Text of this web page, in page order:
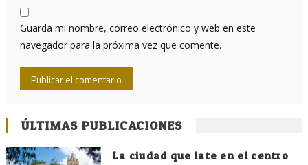
Guarda mi nombre, correo electrónico y web en este
navegador para la próxima vez que comente.
ÚLTIMAS PUBLICACIONES
La ciudad que late en el centro